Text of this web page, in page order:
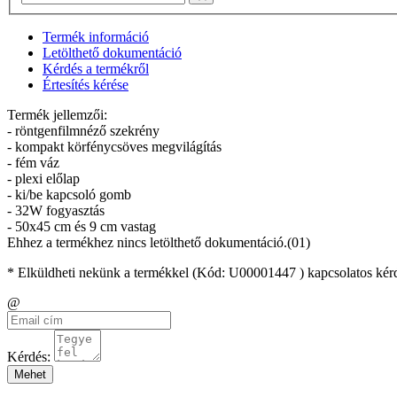
Termék információ
Letölthető dokumentáció
Kérdés a termékről
Értesítés kérése
Termék jellemzői:
- röntgenfilmnéző szekrény
- kompakt körfénycsöves megvilágítás
- fém váz
- plexi előlap
- ki/be kapcsoló gomb
- 32W fogyasztás
- 50x45 cm és 9 cm vastag
Ehhez a termékhez nincs letölthető dokumentáció.(01)
* Elküldheti nekünk a termékkel (Kód: U00001447 ) kapcsolatos
Email
cím
@
Kérdés:
Mehet